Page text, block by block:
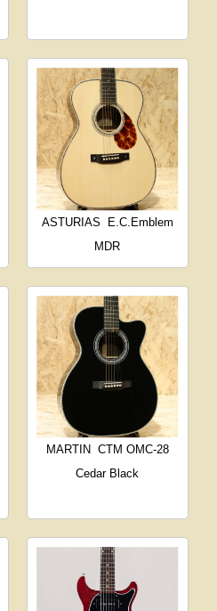
ASTURIAS
E.C.Emblem
MDR
MARTIN CTM OMC-28
Cedar Black